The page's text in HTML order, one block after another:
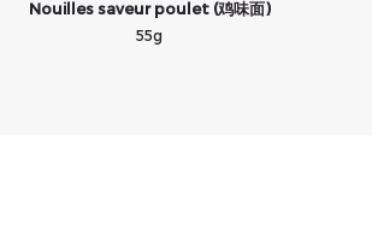
Nouilles saveur poulet (鸡味面)
55g